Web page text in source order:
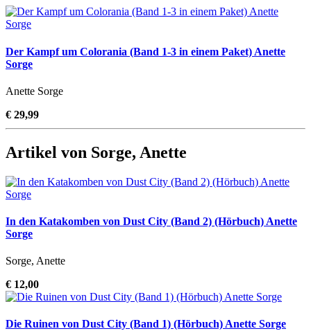
Der Kampf um Colorania (Band 1-3 in einem Paket) Anette
Sorge
Anette Sorge
€ 29,99
Artikel von Sorge, Anette
In den Katakomben von Dust City (Band 2) (Hörbuch) Anette
Sorge
Sorge, Anette
€ 12,00
Die Ruinen von Dust City (Band 1) (Hörbuch) Anette Sorge